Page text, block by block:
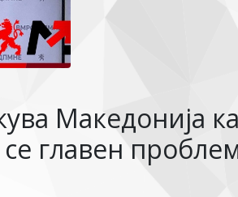
Македонија
главен